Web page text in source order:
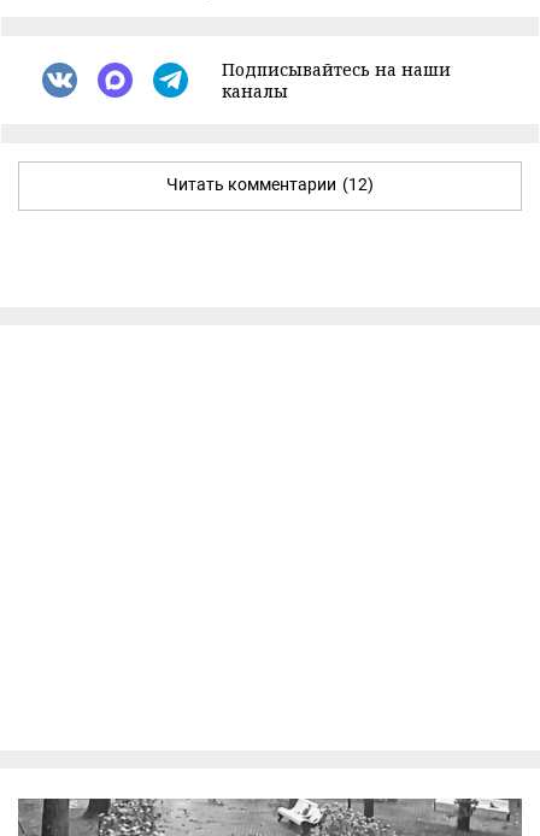
Подписывайтесь на наши
каналы
Читать комментарии (12)